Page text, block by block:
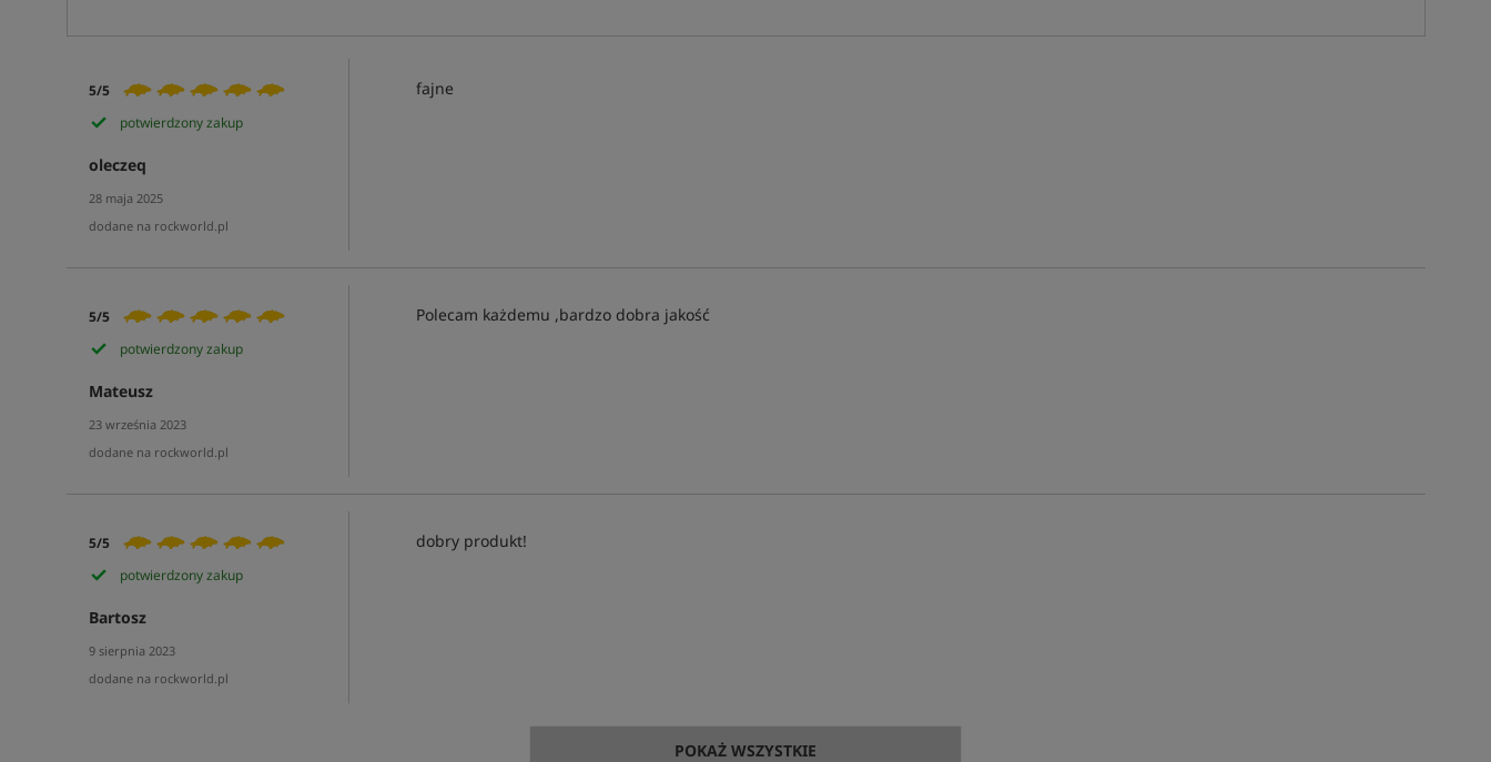
5/5
potwierdzony zakup
oleczeq
28 maja 2025
dodane na rockworld.pl
fajne
5/5
potwierdzony zakup
Mateusz
23 września 2023
dodane na rockworld.pl
Polecam każdemu ,bardzo dobra jakość
5/5
potwierdzony zakup
Bartosz
9 sierpnia 2023
dodane na rockworld.pl
dobry produkt!
POKAŻ WSZYSTKIE